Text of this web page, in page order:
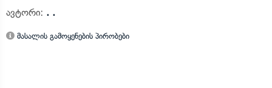
ავტორი: . .
მასალის გამოყენების პირობები